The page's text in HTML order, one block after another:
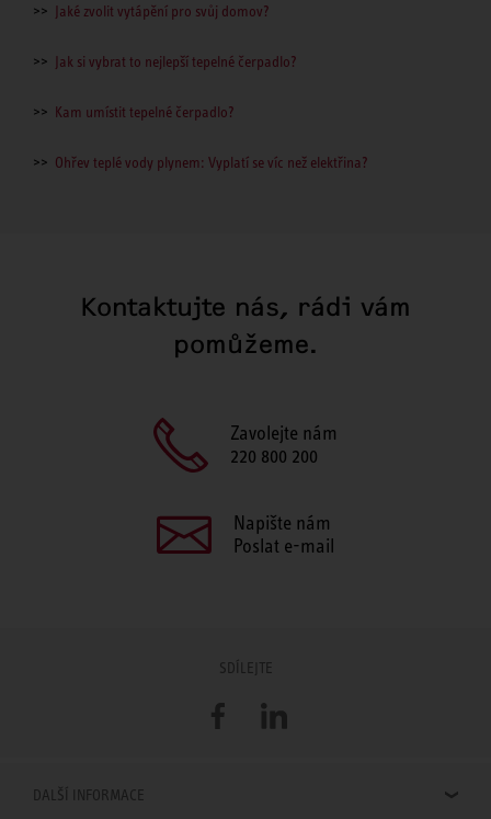
>> Jaké zvolit vytápění pro svůj domov?
>> Jak si vybrat to nejlepší tepelné čerpadlo?
>> Kam umístit tepelné čerpadlo?
>> Ohřev teplé vody plynem: Vyplatí se víc než elektřina?
Kontaktujte nás, rádi vám
pomůžeme.
Zavolejte nám
220 800 200
Napište nám
Poslat e-mail
SDÍLEJTE
FacebookLinkedIn
DALŠÍ INFORMACE